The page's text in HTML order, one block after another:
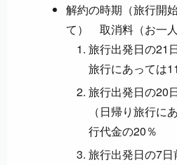
解約の時期（旅行開
て） 取消料（お一人
旅行出発日の21
旅行にあっては
旅行出発日の20
（日帰り旅行
行代金の20％
旅行出発日の7